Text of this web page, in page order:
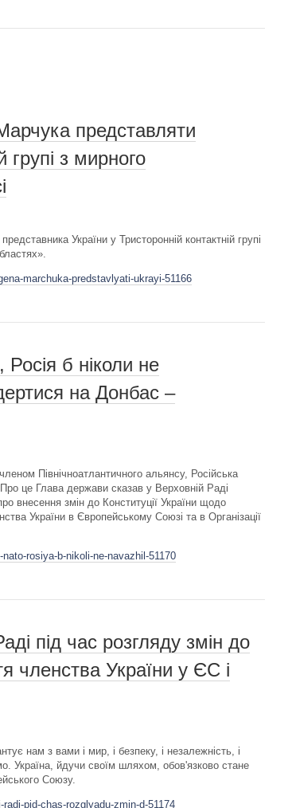
представляти
групі з мирного
України у Тристоронній контактній групі
marchuka-predstavlyati-ukrayi-51166
б ніколи не
на Донбас –
Північноатлантичного альянсу, Російська
це Глава держави сказав у Верховній Раді
внесення змін до Конституції України щодо
України в Європейському Союзі та в Організації
rosiya-b-nikoli-ne-navazhil-51170
під час розгляду змін до
членства України у ЄС і
нам з вами і мир, і безпеку, і незалежність, і
Україна, йдучи своїм шляхом, обов'язково стане
Союзу.
pid-chas-rozglyadu-zmin-d-51174